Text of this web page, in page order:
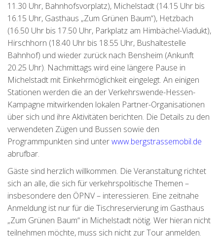
11.30 Uhr, Bahnhofsvorplatz), Michelstadt (14.15 Uhr bis
16.15 Uhr, Gasthaus „Zum Grünen Baum“), Hetzbach
(16.50 Uhr bis 17.50 Uhr, Parkplatz am Himbächel-Viadukt),
Hirschhorn (18.40 Uhr bis 18.55 Uhr, Bushaltestelle
Bahnhof) und wieder zurück nach Bensheim (Ankunft
20.25 Uhr). Nachmittags wird eine längere Pause in
Michelstadt mit Einkehrmöglichkeit eingelegt. An einigen
Stationen werden die an der Verkehrswende-Hessen-
Kampagne mitwirkenden lokalen Partner-Organisationen
über sich und ihre Aktivitäten berichten. Die Details zu den
verwendeten Zügen und Bussen sowie den
Programmpunkten sind unterwww.bergstrassemobil.de
abrufbar.
Gäste sind herzlich willkommen. Die Veranstaltung richtet
sich an alle, die sich für verkehrspolitische Themen –
insbesondere den ÖPNV – interessieren. Eine zeitnahe
Anmeldung ist nur für die Tischreservierung im Gasthaus
„Zum Grünen Baum“ in Michelstadt nötig. Wer hieran nicht
teilnehmen möchte, muss sich nicht zur Tour anmelden.